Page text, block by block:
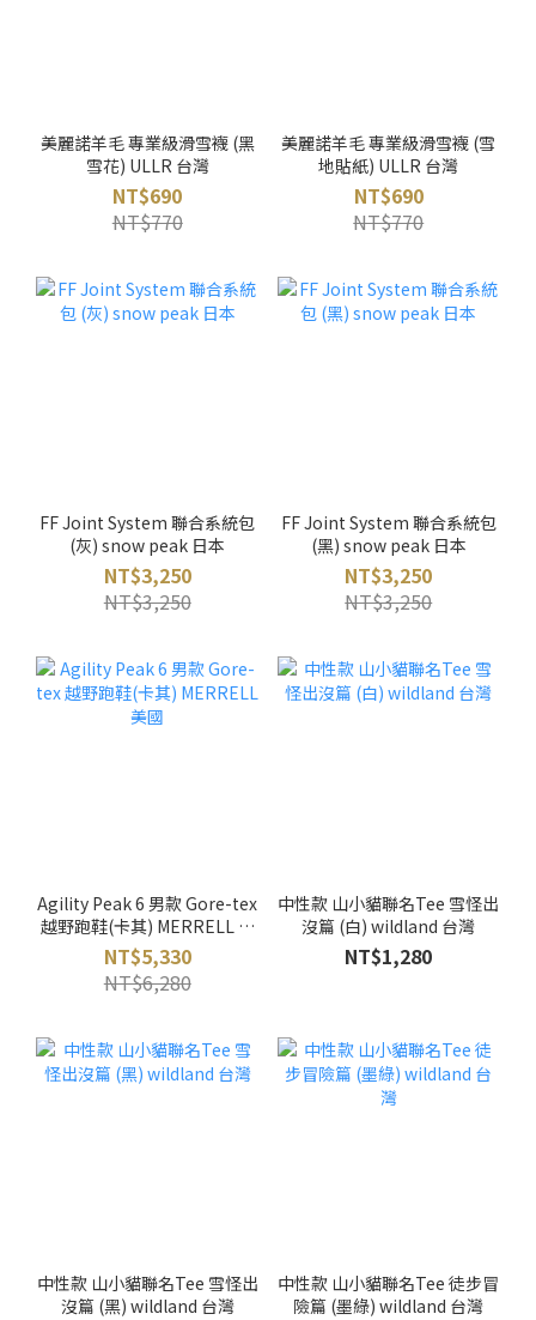
美麗諾羊毛 專業級滑雪襪 (黑
雪花) ULLR 台灣
NT$690
NT$770
美麗諾羊毛 專業級滑雪襪 (雪
地貼紙) ULLR 台灣
NT$690
NT$770
FF Joint System 聯合系統包
(灰) snow peak 日本
NT$3,250
NT$3,250
FF Joint System 聯合系統包
(黑) snow peak 日本
NT$3,250
NT$3,250
Agility Peak 6 男款 Gore-tex
越野跑鞋(卡其) MERRELL 美
國
NT$5,330
NT$6,280
中性款 山小貓聯名Tee 雪怪出
沒篇 (白) wildland 台灣
NT$1,280
中性款 山小貓聯名Tee 雪怪出
沒篇 (黑) wildland 台灣
中性款 山小貓聯名Tee 徒步冒
險篇 (墨綠) wildland 台灣